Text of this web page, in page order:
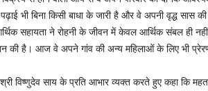
भी बिना किसी बाधा के जारी है और वे अपनी वृद्ध सास
सहायता ने रोहनी के जीवन में केवल आर्थिक संबल ही नहीं
की है। आज वे अपने गांव की अन्य महिलाओं के लिए भी
विष्णुदेव साय के प्रति आभार व्यक्त करते हुए कहा कि